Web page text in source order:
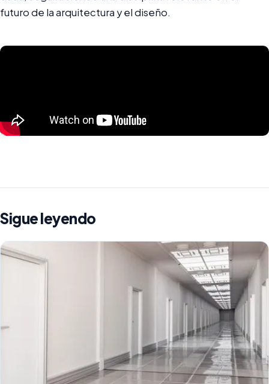
futuro de la arquitectura y el diseño.
Sigue leyendo